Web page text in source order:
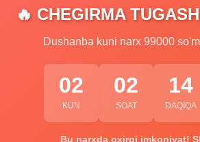
🔥 CHEGIRMA
Dushanba kuni narx 99000
02
KUN
02
SOAT
14
DAQIQA
Bu narxda oxirgi imkoniyat!